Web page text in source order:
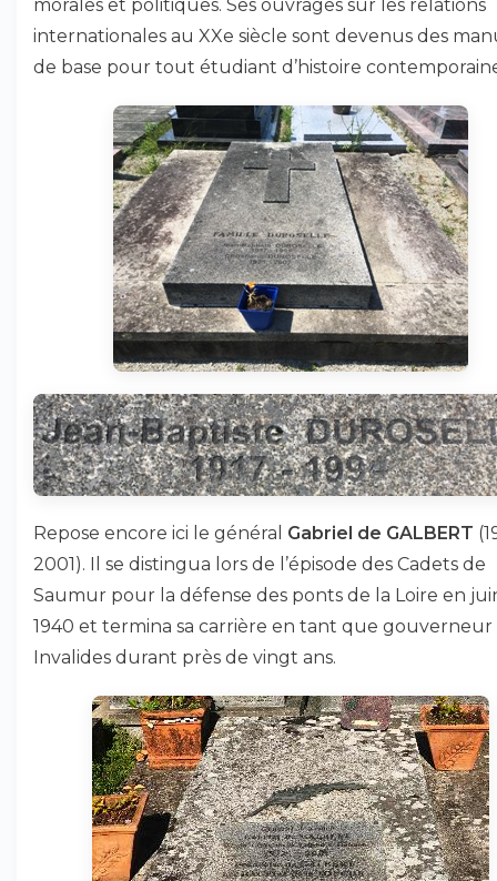
morales et politiques. Ses ouvrages sur les relations
internationales au XXe siècle sont devenus des
de base pour tout étudiant d’histoire
Repose encore ici le général Gabriel de GALBERT
2001). Il se distingua lors de l’épisode des Cadets de
Saumur pour la défense des ponts de la Loire en
1940 et termina sa carrière en tant que gouverneur
Invalides durant près de vingt ans.